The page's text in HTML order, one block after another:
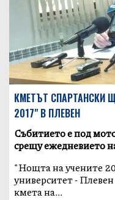
КМЕТЪТ СПАРТАНСКИ
2017" В ПЛЕВЕН
Събитието е под
срещу ежедневието
"Нощта на учените
университет -
кмета на...